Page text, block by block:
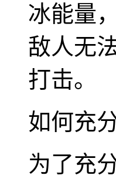
冰能量
敌人无
打击。
如何充
为了充